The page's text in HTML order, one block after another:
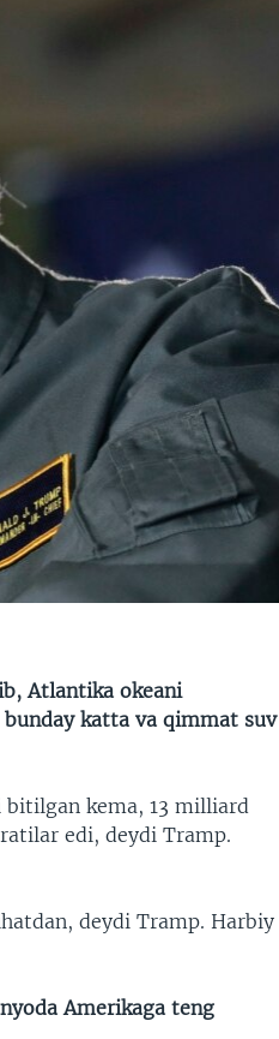
Atlantika okeani
katta va qimmat suv
bitilgan kema, 13 milliard
edi, deydi Tramp.
deydi Tramp. Harbiy
Amerikaga teng